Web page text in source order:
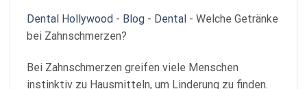
Dental Hollywood - Blog - Dental - Welche Getränke
bei Zahnschmerzen?
Bei Zahnschmerzen greifen viele Menschen
instinktiv zu Hausmitteln, um Linderung zu finden.